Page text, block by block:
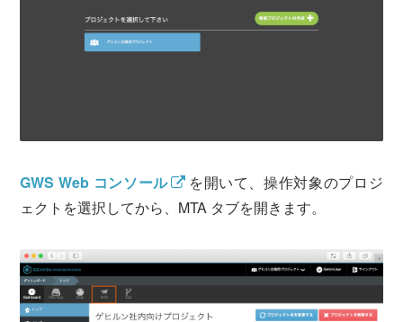
サインイン
GWS Web コンソール
を開いて、操作対象のプロジ
ェクトを選択してから、MTA タブを開きます。